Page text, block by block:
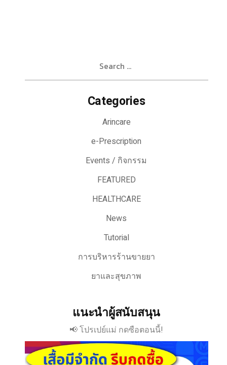
Categories
Arincare
e-Prescription
Events / กิจกรรม
FEATURED
HEALTHCARE
News
Tutorial
การบริหารร้านขายยา
ยาและสุขภาพ
แนะนำผู้สนับสนุน
📢 โปรเปย์แม่ กดซือตอนนี้!